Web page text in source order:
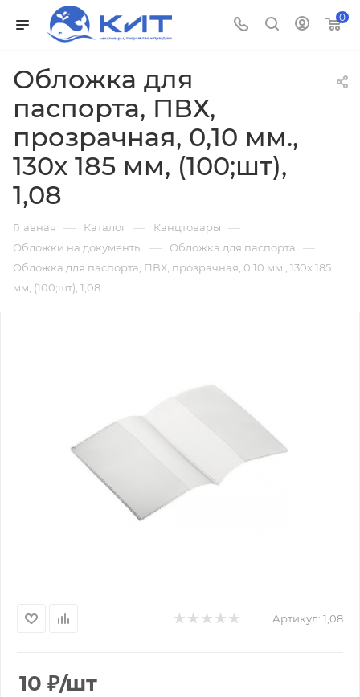
0
Обложка для
паспорта, ПВХ,
прозрачная, 0,10 мм.,
130х 185 мм, (100;шт),
1,08
Главная — Каталог — Канцтовары —
Обложки на документы — Обложка для паспорта —
Обложка для паспорта, ПВХ, прозрачная, 0,10 мм., 130х 185
мм, (100;шт), 1,08
Артикул: 1,08
10 ₽/шт